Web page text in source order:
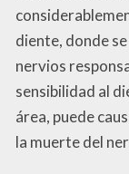
diente, donde
nervios
sensibilidad al
área, puede
la muerte del